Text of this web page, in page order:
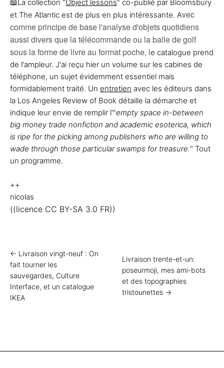
📖La collection "Object lessons" co-publié par Bloomsbury
et The Atlantic est de plus en plus intéressante. Avec
comme principe de base l'analyse d'objets quotidiens
aussi divers que la télécommande ou la balle de golf
sous la forme de livre au format poche, le catalogue prend
de l'ampleur. J'ai reçu hier un volume sur les cabines de
téléphone, un sujet évidemment essentiel mais
formidablement traité. Un entretien avec les éditeurs dans
la Los Angeles Review of Book détaille la démarche et
indique leur envie de remplir l'"empty space in-between
big money trade nonfiction and academic esoterica, which
is ripe for the picking among publishers who are willing to
wade through those particular swamps for treasure." Tout
un programme.
++
nicolas
((licence CC BY-SA 3.0 FR))
← Livraison vingt-neuf : On
fait tourner les
sauvegardes, Culture
Interface, et un catalogue
IKEA
Livraison trente-et-un:
poseurmoji, mes ami-bots
et des topographies
tristounettes →